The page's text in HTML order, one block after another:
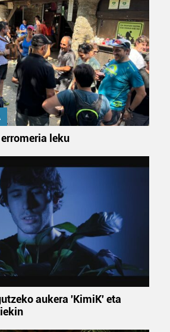
leku
aukera 'KimiK' eta